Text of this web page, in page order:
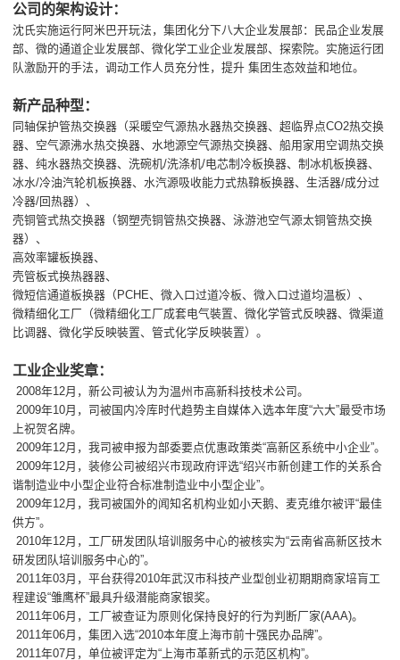
公司的架构设计：
沈氏实施运行阿米巴开玩法，集团化分下八大企业发展部：民品企业发展
部、微的通道企业发展部、微化学工业企业发展部、探索院。实施运行团
队激励开的手法，调动工作人员充分性，提升 集团生态效益和地位。
新产品种型：
同轴保护管热交换器（采暖空气源热水器热交换器、超临界点CO2热交换
器、空气源沸水热交换器、水地源空气源热交换器、船用家用空调热交换
器、纯水器热交换器、洗碗机/洗涤机/电芯制冷板换器、制冰机板换器、
冰水/冷油汽轮机板换器、水汽源吸收能力式热鞥板换器、生活器/成分过
冷器/回热器）、
壳铜管式热交换器（钢塑壳铜管热交换器、泳游池空气源太铜管热交换
器）、
高效率罐板换器、
壳管板式换热器器、
微短信通道板换器（PCHE、微入口过道冷板、微入口过道均温板）、
微精细化工厂（微精细化工厂成套电气裝置、微化学管式反映器、微渠道
比调器、微化学反映裝置、管式化学反映裝置）。
工业企业奖章：
2008年12月，新公司被认为为温州市高新科技枝术公司。
2009年10月，司被国内冷库时代趋势主自媒体入选本年度“六大”最受市场
上祝贺名牌。
2009年12月，我司被申报为部委要点优惠政策类“高新区系统中小企业”。
2009年12月，装修公司被绍兴市现政府评选“绍兴市新创建工作的关系合
谐制造业中小型企业符合标准制造业中小型企业”。
2009年12月，我司被国外的闻知名机构业如小天鹅、麦克维尔被评“最佳
供方”。
2010年12月，工厂研发团队培训服务中心的被核实为“云南省高新区技木
研发团队培训服务中心的”。
2011年03月，平台获得2010年武汉市科技产业型创业初期期商家培肓工
程建设“雏鹰杯”最具升级潜能商家银奖。
2011年06月，工厂被查证为原则化保持良好的行为判断厂家(AAA)。
2011年06月，集团入选“2010本年度上海市前十强民办品牌”。
2011年07月，单位被评定为“上海市革新式的示范区机构”。